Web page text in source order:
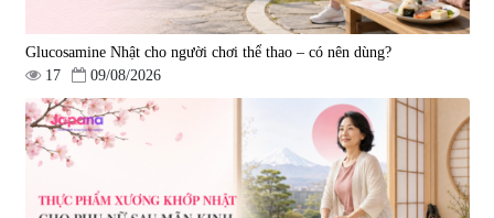
Glucosamine Nhật cho người chơi thể thao – có nên dùng?
17
09/08/2026